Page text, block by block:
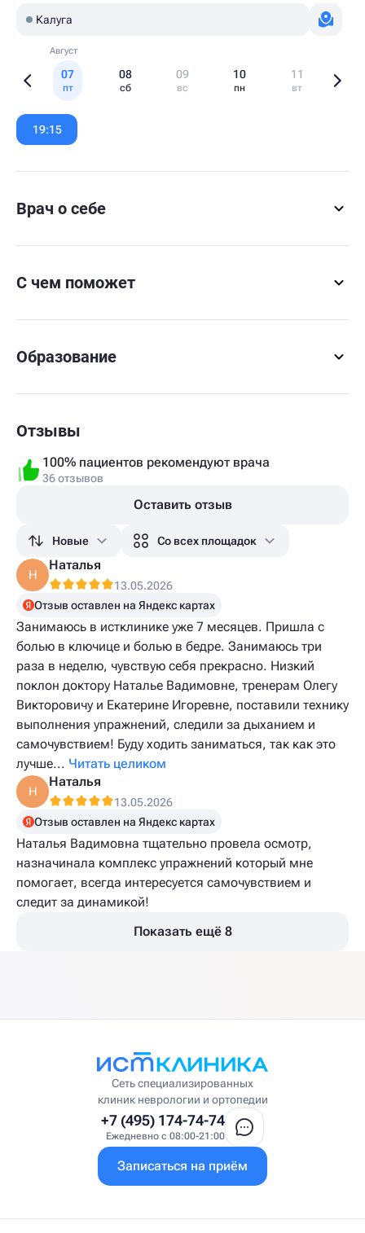
Калуга
Август
07
пт
08
сб
09
вс
10
пн
11
вт
of
6
19:15
Врач о себе
С чем поможет
Образование
Отзывы
100% пациентов рекомендуют врача
36 отзывов
Оставить отзыв
Новые Со всех площадок
Н
Наталья
13.05.2026
Отзыв оставлен на Яндекс картах
Занимаюсь в истклинике уже 7 месяцев. Пришла с
болью в ключице и болью в бедре. Занимаюсь три
раза в неделю, чувствую себя прекрасно. Низкий
поклон доктору Наталье Вадимовне, тренерам Олегу
Викторовичу и Екатерине Игоревне, поставили технику
выполнения упражнений, следили за дыханием и
самочувствием! Буду ходить заниматься, так как это
лучше... Читать целиком
Н
Наталья
13.05.2026
Отзыв оставлен на Яндекс картах
Наталья Вадимовна тщательно провела осмотр,
назначинала комплекс упражнений который мне
помогает, всегда интересуется самочувствием и
следит за динамикой!
Показать ещё 8
Сеть специализированных
клиник неврологии и ортопедии
+7 (495) 174-74-74
Ежедневно с 08:00-21:00
Записаться на приём